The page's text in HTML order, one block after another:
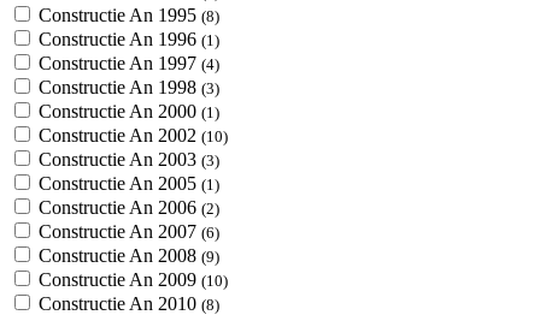
Constructie An 1995 (8)
Constructie An 1996 (1)
Constructie An 1997 (4)
Constructie An 1998 (3)
Constructie An 2000 (1)
Constructie An 2002 (10)
Constructie An 2003 (3)
Constructie An 2005 (1)
Constructie An 2006 (2)
Constructie An 2007 (6)
Constructie An 2008 (9)
Constructie An 2009 (10)
Constructie An 2010 (8)